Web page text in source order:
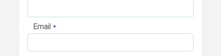
Email